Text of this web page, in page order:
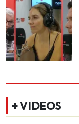
+ VIDEOS